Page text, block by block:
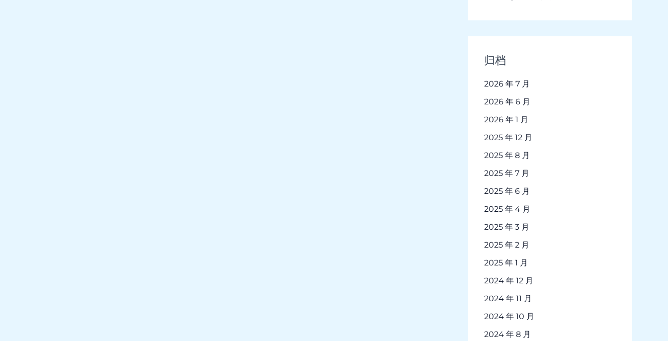
归档
2026 年 7 月
2026 年 6 月
2026 年 1 月
2025 年 12 月
2025 年 8 月
2025 年 7 月
2025 年 6 月
2025 年 4 月
2025 年 3 月
2025 年 2 月
2025 年 1 月
2024 年 12 月
2024 年 11 月
2024 年 10 月
2024 年 8 月